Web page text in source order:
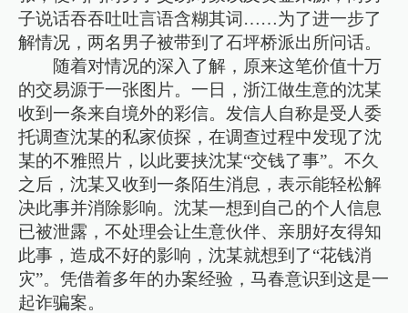
子说话吞吞吐吐言语含糊其词……为了进一步了
解情况，两名男子被带到了石坪桥派出所问话。
随着对情况的深入了解，原来这笔价值十万
的交易源于一张图片。一日，浙江做生意的沈某
收到一条来自境外的彩信。发信人自称是受人委
托调查沈某的私家侦探，在调查过程中发现了沈
某的不雅照片，以此要挟沈某“交钱了事”。不久
之后，沈某又收到一条陌生消息，表示能轻松解
决此事并消除影响。沈某一想到自己的个人信息
已被泄露，不处理会让生意伙伴、亲朋好友得知
此事，造成不好的影响，沈某就想到了“花钱消
灾”。凭借着多年的办案经验，马春意识到这是一
起诈骗案。